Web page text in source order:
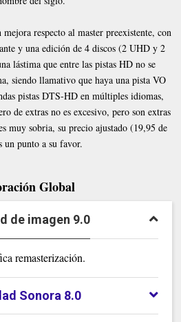
respecto al master preexistente, con
y una edición de 4 discos (2 UHD y 2
lástima que entre las pistas HD no se
siendo llamativo que haya una pista VO
pistas DTS-HD en múltiples idiomas,
de extras no es excesivo, pero son extras
muy sobria, su precio ajustado (19,95 de
un punto a su favor.
Global
de imagen 9.0
remasterización.
Sonora 8.0